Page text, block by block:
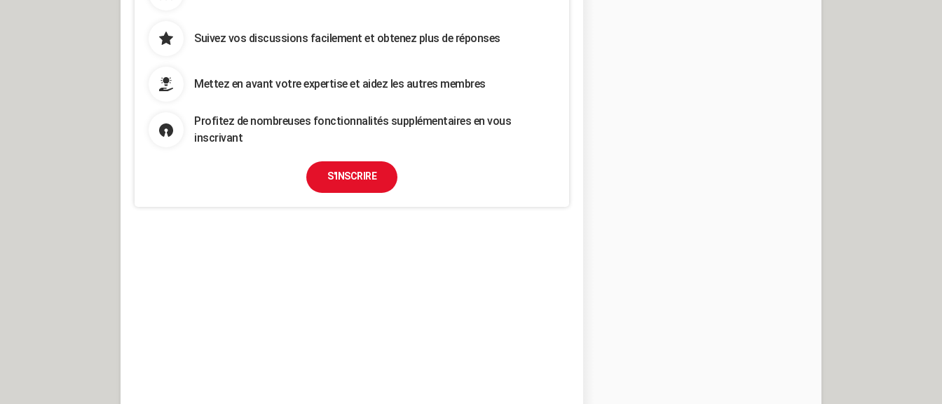
Suivez vos discussions facilement et obtenez plus de réponses
Mettez en avant votre expertise et aidez les autres membres
Profitez de nombreuses fonctionnalités supplémentaires en vous
inscrivant
S'INSCRIRE